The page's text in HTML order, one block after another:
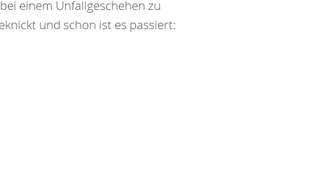
einem Unfallgeschehen zu
und schon ist es passiert: